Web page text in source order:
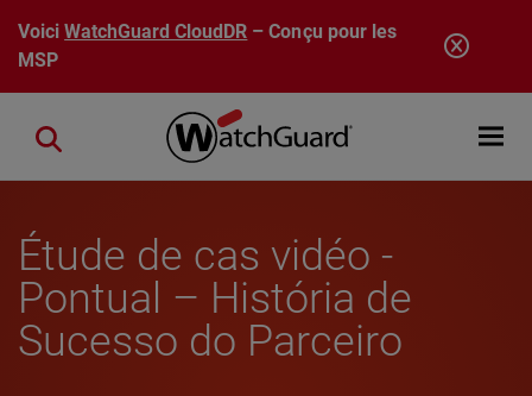
Aller au contenu principal
VoiciWatchGuard CloudDR – Conçu pour les
MSP
Open
Close search
Étude de cas vidéo -
Pontual – História de
Sucesso do Parceiro